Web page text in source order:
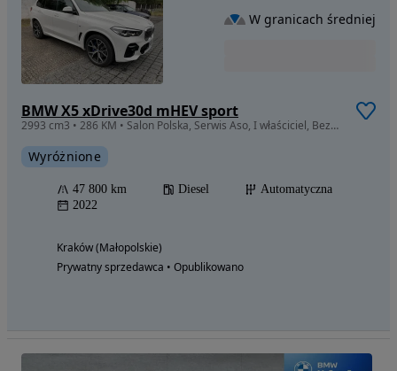
BMW X5 xDrive30d mHEV sport
2993 cm3 • 286 KM • Salon Polska, Serwis Aso, I właściciel, Bezwypadkowy, Mały przebieg
Wyróżnione
47 800 km Diesel
Automatyczna
2022
Kraków (Małopolskie)
Prywatny sprzedawca • Opublikowano
W granicach średniej